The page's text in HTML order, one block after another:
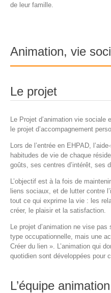
de leur famille.
Animation, vie
Le projet
Le Projet d’animation vie
le projet d’accompagnement
Lors de l’entrée en EHPAD,
habitudes de vie de chaque
goûts, ses centres d’intérêt, ses
L’objectif est à la fois de
liens sociaux, et de lutter contre
tout ce qui exprime la vie : les
créer, le plaisir et la satisfaction.
Le projet d’animation ne vise
type occupationnelle, mais une
Créer du lien ». L’animation qui
quotidien sont développées pour
L’équipe